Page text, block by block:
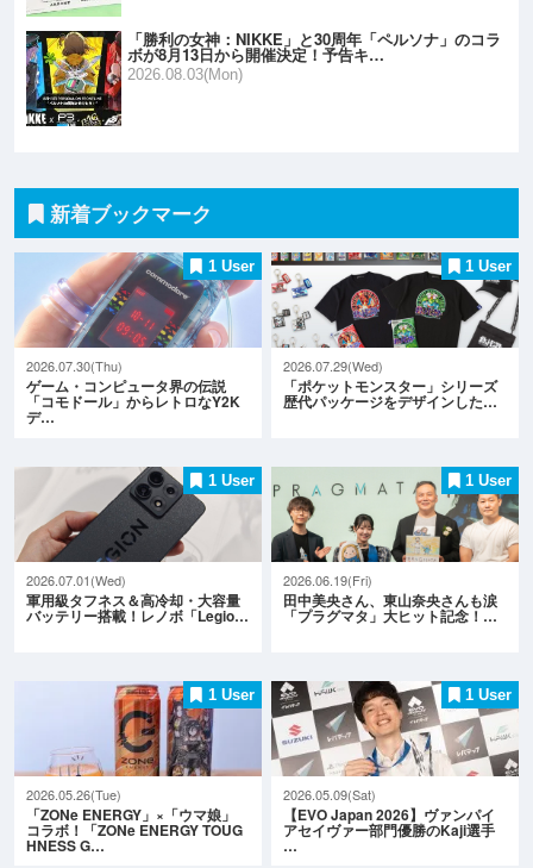
「勝利の女神：NIKKE」と30周年「ペルソナ」のコラ
ボが8月13日から開催決定！予告キ…
2026.08.03(Mon)
新着ブックマーク
1 User
2026.07.30(Thu)
ゲーム・コンピュータ界の伝説
「コモドール」からレトロなY2K
デ…
1 User
2026.07.29(Wed)
「ポケットモンスター」シリーズ
歴代パッケージをデザインした…
1 User
2026.07.01(Wed)
軍用級タフネス＆高冷却・大容量
バッテリー搭載！レノボ「Legio…
1 User
2026.06.19(Fri)
田中美央さん、東山奈央さんも涙
「プラグマタ」大ヒット記念！…
1 User
2026.05.26(Tue)
「ZONe ENERGY」×「ウマ娘」
コラボ！「ZONe ENERGY TOUG
HNESS G…
1 User
2026.05.09(Sat)
【EVO Japan 2026】ヴァンパイ
アセイヴァー部門優勝のKaji選手
…